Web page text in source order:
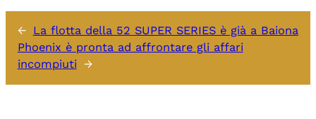
← La flotta della 52 SUPER SERIES è già a Baiona
Phoenix è pronta ad affrontare gli affari
incompiuti →